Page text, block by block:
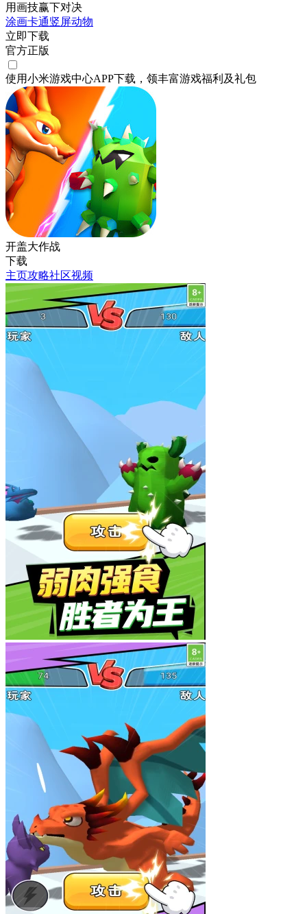
用画技赢下对决
涂画卡通竖屏动物
立即下载
官方正版
使用小米游戏中心APP下载 ，领丰富游戏福利 及礼包
开盖大作战
下载
主页攻略社区视频